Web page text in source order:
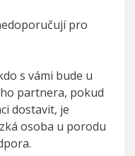
pro
s vámi bude u
partnera, pokud
dostavit, je
osoba u porodu